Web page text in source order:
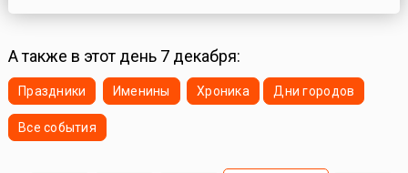
А также в этот день 7 декабря:
Праздники Именины Хроника Дни городов
Все события